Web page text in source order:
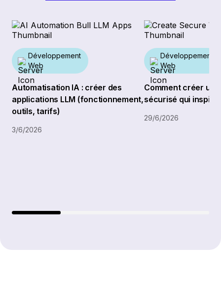
Développement
Web
Automatisation IA : créer des
applications LLM (fonctionnement,
outils, tarifs)
3/6/2026
Développement
Web
Comment créer un
sécurisé qui
29/6/2026